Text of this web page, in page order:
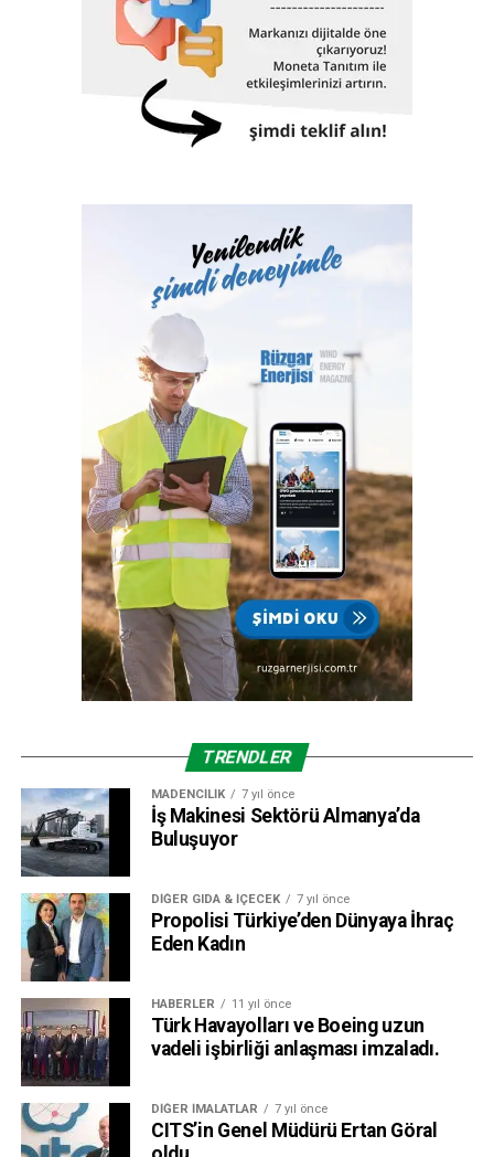
İstanbul Havalimanı, Akkuyu Nükleer Güç Santrali, Yavuz
Sultan Selim Köprüsü, Osman Gazi Köprüsü, 1915
Çanakkale Köprüsü, Yüksek Hızlı Tren, TCG Anadolu
Gemisi, Nene Hatun Sondaj Gemisi, Rize-Artvin Havalimanı,
birçok futbol stadyumu bunlardan sadece birkaçıdır.
Klaslama, yasal sertifikasyon, test, muayene,
Vakfı, fiziki alanlarının yeterliliği ve gelişmeye açık oluşu
ile büyüme yolunda hızla ilerliyor. Türk Loydu, Türkiye’nin
milli kuruluşudur. Yetkisi olan alanlar hemen hemen
Türkiye’nin ekonomisine katkı sağlayan sektörlerin
tamamını içermektedir ve IACS üyeliğimiz ile büyümenin,
gelişmenin ve ülkemize katkı sağlamanın faydası ve gururu
100. yılında Türkiye Cumhuriyeti’nindir.”
TRENDLER
MADENCILIK 7 yıl önce
İş Makinesi Sektörü Almanya’da
Buluşuyor
DIĞER GIDA & İÇECEK 7 yıl önce
Propolisi Türkiye’den Dünyaya İhraç
Eden Kadın
HABERLER 11 yıl önce
Türk Havayolları ve Boeing uzun
vadeli işbirliği anlaşması imzaladı.
DIĞER İMALATLAR 7 yıl önce
CITS’in Genel Müdürü Ertan Göral